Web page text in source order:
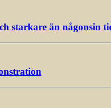
starkare än någonsin